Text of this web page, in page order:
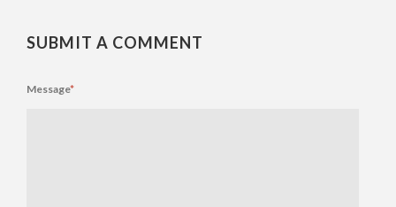
SUBMIT A COMMENT
Message*